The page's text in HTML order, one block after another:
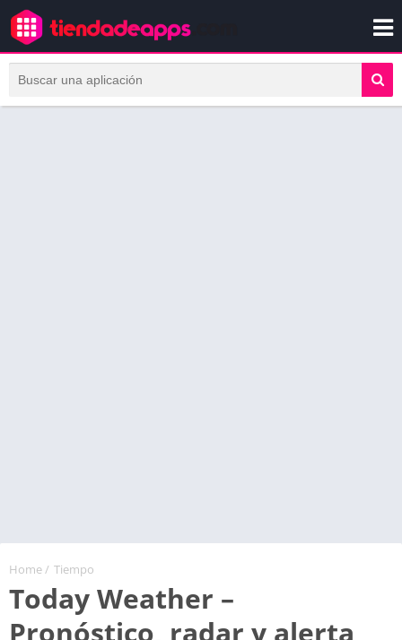
Home/ Tiempo
Today Weather –
Pronóstico, radar y alerta